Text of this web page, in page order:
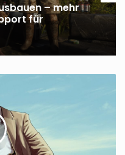
– mehr
für